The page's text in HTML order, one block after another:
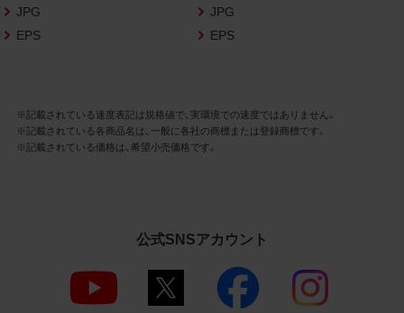
の報道・解説に利用する場合に限り商品写
真データを複製、送信可能化して利用でき
3.遵守事項
商品写真データの全部又は一部の譲
渡、貸与、再利用許諾、改変、著作権表
示の除去等をしないこと
商品写真データに表示されている当
JPG
EPS
JPG
EPS
※記載されている速度表記は規格値で、実環境での速度ではありません。
※記載されている各商品名は、一般に各社の商標または登録商標です。
※記載されている価格は、希望小売価格です。
公式SNSアカウント